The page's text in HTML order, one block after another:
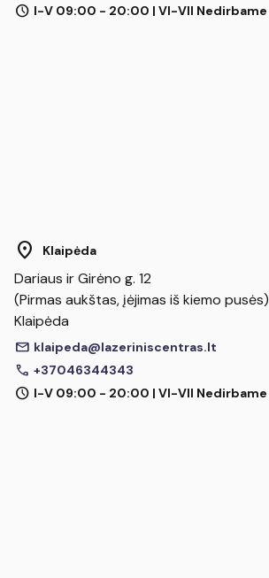
schedule I-V 09:00 - 20:00 | VI-VII Nedirbame
location_on Klaipėda
Dariaus ir Girėno g. 12
(Pirmas aukštas, įėjimas iš kiemo pusės)
Klaipėda
mail klaipeda@lazeriniscentras.lt
call +37046344343
schedule I-V 09:00 - 20:00 | VI-VII Nedirbame